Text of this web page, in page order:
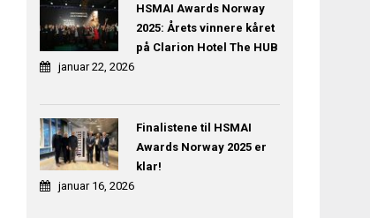
HSMAI Awards Norway
2025: Årets vinnere kåret
på Clarion Hotel The HUB
januar 22, 2026
Finalistene til HSMAI
Awards Norway 2025 er
klar!
januar 16, 2026